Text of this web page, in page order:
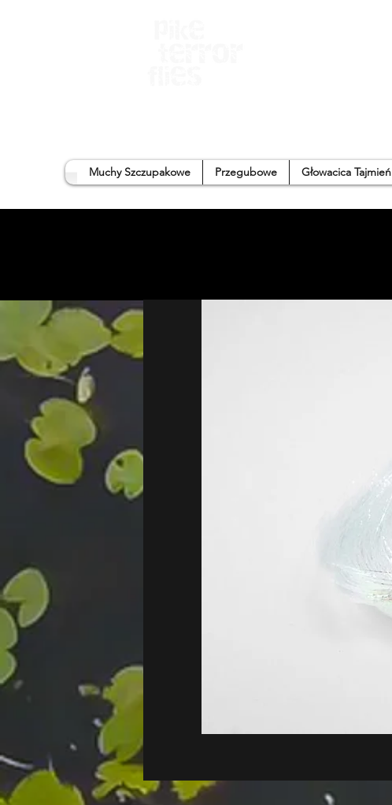
Muchy Szczupakowe Przegubowe Głowacica Tajmień